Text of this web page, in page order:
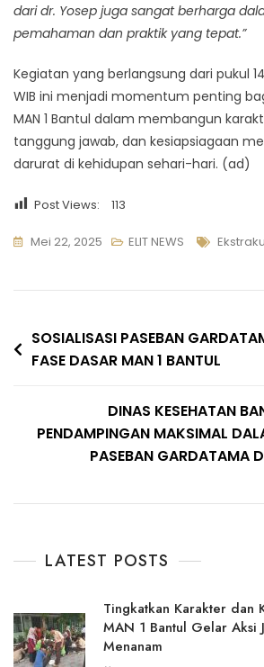
dari dr. Yosep juga sangat berharga
pemahaman dan praktik yang tepat.”
Kegiatan yang berlangsung dari pukul
WIB ini menjadi momentum penting
MAN 1 Bantul dalam membangun
tanggung jawab, dan kesiapsiagaan
darurat di kehidupan sehari-hari. (ad)
Post Views: 113
Mei 22, 2025 ELIT NEWS Tags
Navigasi
pos
SOSIALISASI PASEBAN
FASE DASAR MAN 1 BANTUL
DINAS KESEHATAN
PENDAMPINGAN MAKSIMAL
PASEBAN GARDATAMA
LATEST POSTS
Tingkatkan Karakter dan
MAN 1 Bantul Gelar Aksi
Menanam